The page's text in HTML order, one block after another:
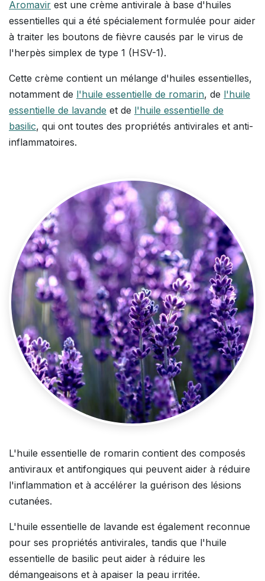
Aromavir est une crème antivirale à base d'huiles
essentielles qui a été spécialement formulée pour aider
à traiter les boutons de fièvre causés par le virus de
l'herpès simplex de type 1 (HSV-1).
Cette crème contient un mélange d'huiles essentielles,
notamment de l'huile essentielle de romarin, de l'huile
essentielle de lavande et de l'huile essentielle de
basilic, qui ont toutes des propriétés antivirales et anti-
inflammatoires.
L'huile essentielle de romarin contient des composés
antiviraux et antifongiques qui peuvent aider à réduire
l'inflammation et à accélérer la guérison des lésions
cutanées.
L'huile essentielle de lavande est également reconnue
pour ses propriétés antivirales, tandis que l'huile
essentielle de basilic peut aider à réduire les
démangeaisons et à apaiser la peau irritée.